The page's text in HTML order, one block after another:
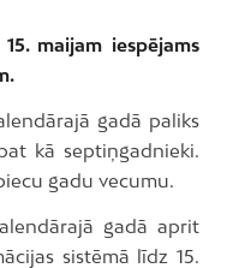
maijam iespējams
gadā paliks
kā septiņgadnieki.
gadu vecumu.
gadā aprit
sistēmā līdz 15.